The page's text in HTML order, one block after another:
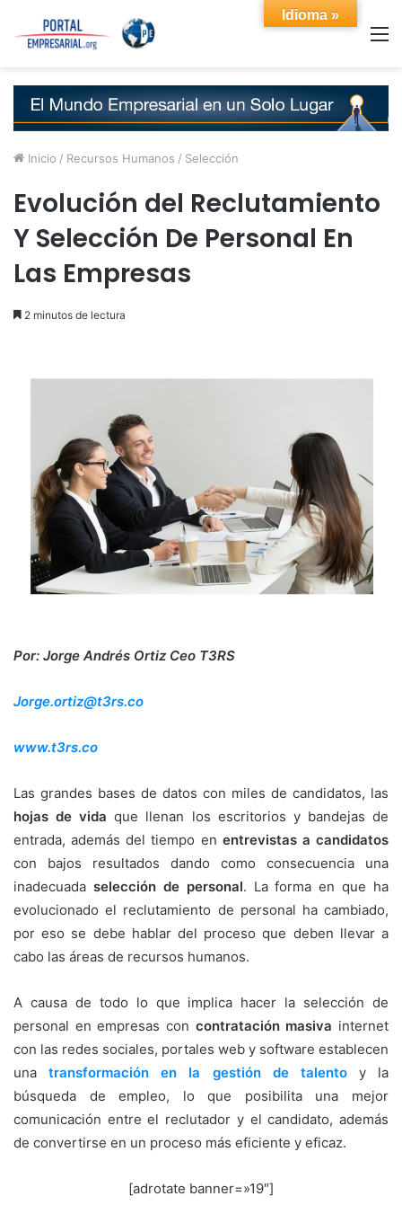
Inicio / Recursos Humanos / Selección
Evolución del Reclutamiento
Y Selección De Personal En
Las Empresas
2 minutos de lectura
Por: Jorge Andrés Ortiz Ceo T3RS
Jorge.ortiz@t3rs.co
www.t3rs.co
Las grandes bases de datos con miles de candidatos, las
hojas de vida que llenan los escritorios y bandejas de
entrada, además del tiempo en entrevistas a candidatos
con bajos resultados dando como consecuencia una
inadecuada selección de personal. La forma en que ha
evolucionado el reclutamiento de personal ha cambiado,
por eso se debe hablar del proceso que deben llevar a
cabo las áreas de recursos humanos.
A causa de todo lo que implica hacer la selección de
personal en empresas con contratación masiva internet
con las redes sociales, portales web y software establecen
unatransformación en la gestión de talentoy la
búsqueda de empleo, lo que posibilita una mejor
comunicación entre el reclutador y el candidato, además
de convertirse en un proceso más eficiente y eficaz.
[adrotate banner=»19″]
Idioma »